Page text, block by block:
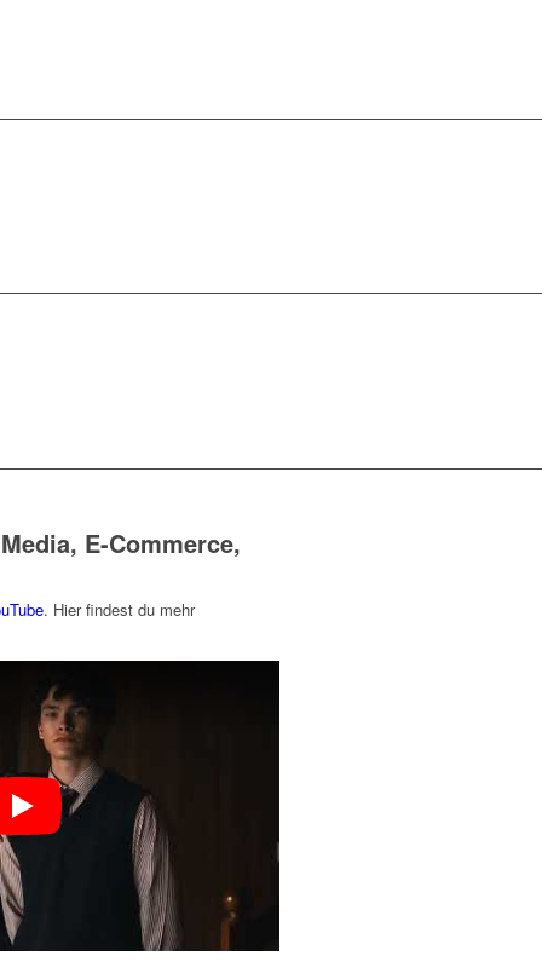
E-Commerce,
. Hier findest du mehr